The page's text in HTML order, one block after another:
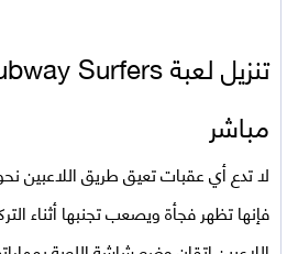
مباشر
لا تدع أي عقبات تعيق طريق اللاعبين
فإنها تظهر فجأة ويصعب تجنبها أثناء